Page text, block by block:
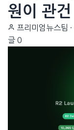
원이 관건
프리미엄뉴스팀 ·
글 0